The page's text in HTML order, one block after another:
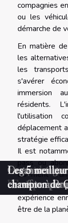
compagnies
ou les
démarche de
En matière
les
les
s'avérer
immersion
résidents.
l'utilisation
déplacement
stratégie
Il est
pass ou
aisément
respectant
expérience
être de la
Maximiser
Escapades
l'Europe
Les
chauffeur
Organiser
en visite à
Les 5
champion de